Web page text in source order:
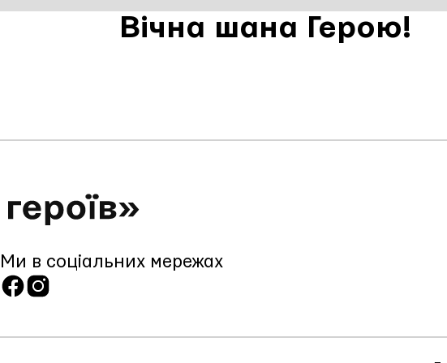
Вічна шана Герою!
Ми в соціальних мережах